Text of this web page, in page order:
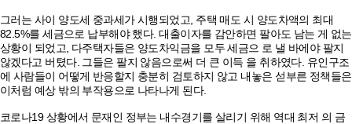
그러는 사이 양도세 중과세가 시행되었고, 주택 매도 시 양도차액의 최대
82.5%를 세금으로 납부해야 했다. 대출이자를 감안하면 팔아도 남는 게 없는
상황이 되었고, 다주택자들은 양도차익금을 모두 세금으 로 낼 바에야 팔지
않겠다고 버텼다. 그들은 팔지 않음으로써 더 큰 이득 을 취하였다. 유인구조
에 사람들이 어떻게 반응할지 충분히 검토하지 않고 내놓은 섣부른 정책들은
이처럼 예상 밖의 부작용으로 나타나게 된다.
코로나19 상황에서 문재인 정부는 내수경기를 살리기 위해 역대 최저 의 금